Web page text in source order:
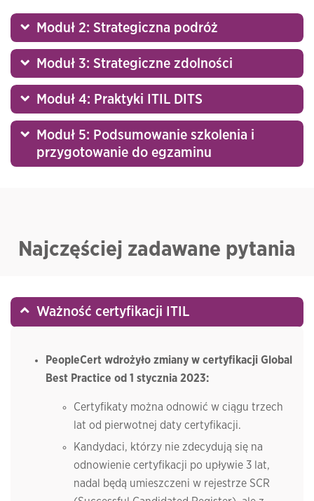
Moduł 2: Strategiczna podróż
Moduł 3: Strategiczne zdolności
Moduł 4: Praktyki ITIL DITS
Moduł 5: Podsumowanie szkolenia i
przygotowanie do egzaminu
Najczęściej zadawane pytania
Ważność certyfikacji ITIL
PeopleCert wdrożyło zmiany w certyfikacji Global
Best Practice od 1 stycznia 2023:
Certyfikaty można odnowić w ciągu trzech
lat od pierwotnej daty certyfikacji.
Kandydaci, którzy nie zdecydują się na
odnowienie certyfikacji po upływie 3 lat,
nadal będą umieszczeni w rejestrze SCR